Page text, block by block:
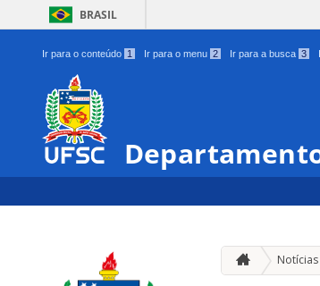
BRASIL
Ir para o conteúdo 1 Ir para o menu 2 Ir para a busca 3
Notícias